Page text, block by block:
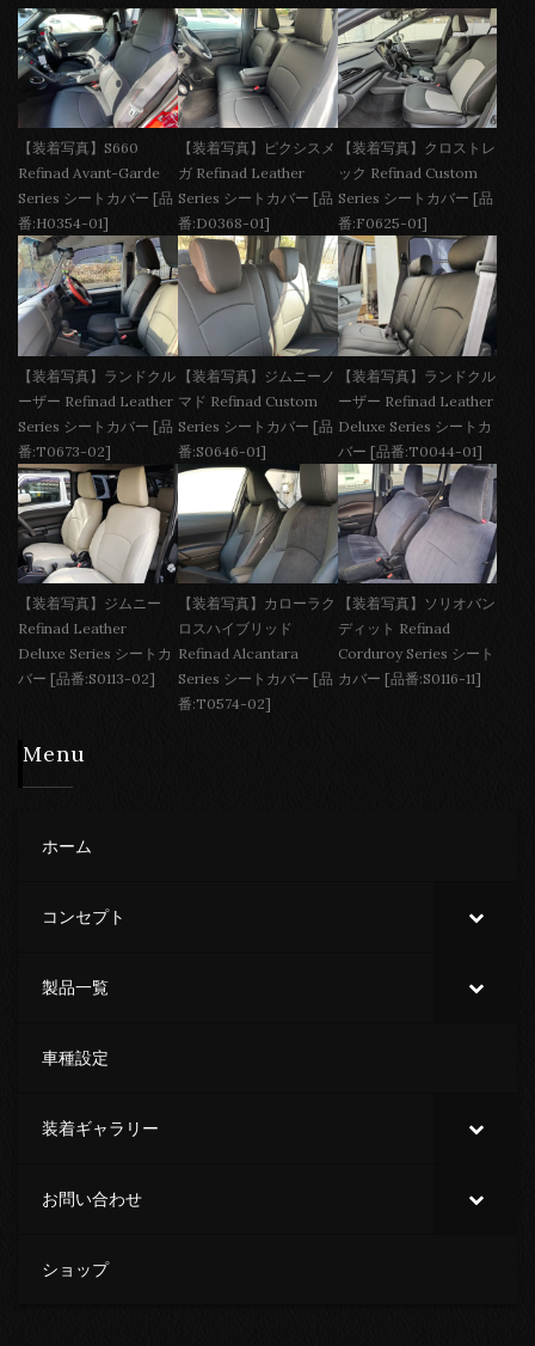
【装着写真】S660
Refinad Avant-Garde
Series シートカバー [品
番:H0354-01]
【装着写真】ピクシスメ
ガ Refinad Leather
Series シートカバー [品
番:D0368-01]
【装着写真】クロストレ
ック Refinad Custom
Series シートカバー [品
番:F0625-01]
【装着写真】ランドクル
ーザー Refinad Leather
Series シートカバー [品
番:T0673-02]
【装着写真】ジムニーノ
マド Refinad Custom
Series シートカバー [品
番:S0646-01]
【装着写真】ランドクル
ーザー Refinad Leather
Deluxe Series シートカ
バー [品番:T0044-01]
【装着写真】ジムニー
Refinad Leather
Deluxe Series シートカ
バー [品番:S0113-02]
【装着写真】カローラク
ロスハイブリッド
Refinad Alcantara
Series シートカバー [品
番:T0574-02]
【装着写真】ソリオバン
ディット Refinad
Corduroy Series シート
カバー [品番:S0116-11]
Menu
ホーム
コンセプト
製品一覧
車種設定
装着ギャラリー
お問い合わせ
ショップ